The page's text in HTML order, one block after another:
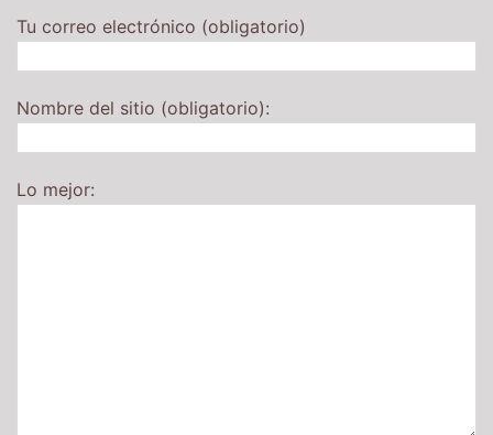
Tu correo electrónico (obligatorio)
Nombre del sitio (obligatorio):
Lo mejor: